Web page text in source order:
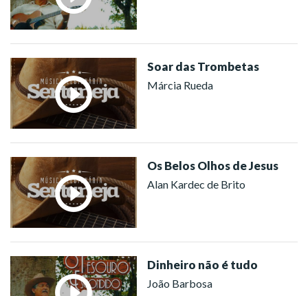
Soar das Trombetas
Márcia Rueda
Os Belos Olhos de Jesus
Alan Kardec de Brito
Dinheiro não é tudo
João Barbosa